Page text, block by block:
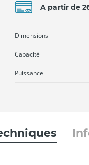
A partir de
Dimensions
Capacité
Puissance